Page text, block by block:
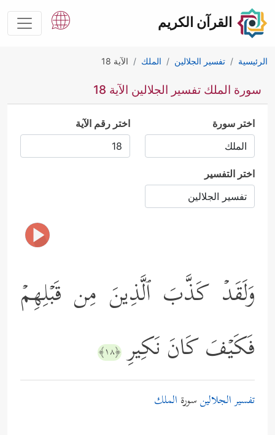
القرآن الكريم
الرئيسية تفسير الجلالين الملك الآية 18
سورة الملك تفسير الجلالين الآية 18
اختر سورة اختر رقم الآية
اختر التفسير
وَلَقَدۡ كَذَّبَ ٱلَّذِینَ مِن قَبۡلِهِمۡ
فَكَیۡفَ كَانَ نَكِیرِ ﴿١٨﴾
تفسير الجلالينسورة الملك